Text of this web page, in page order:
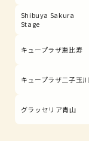
Shibuya Sakura
Stage
キュープラザ恵比寿
キュープラザ二子玉川
グラッセリア青山